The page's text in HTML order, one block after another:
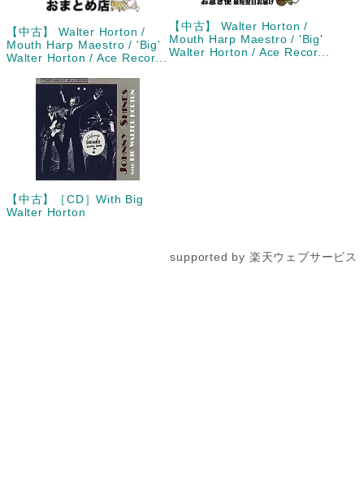
【中古】 Walter Horton /
Mouth Harp Maestro / 'Big'
Walter Horton / Ace Recor...
【中古】 Walter Horton /
Mouth Harp Maestro / 'Big'
Walter Horton / Ace Recor...
【中古】［CD］With Big
Walter Horton
supported by 楽天ウェブサービス